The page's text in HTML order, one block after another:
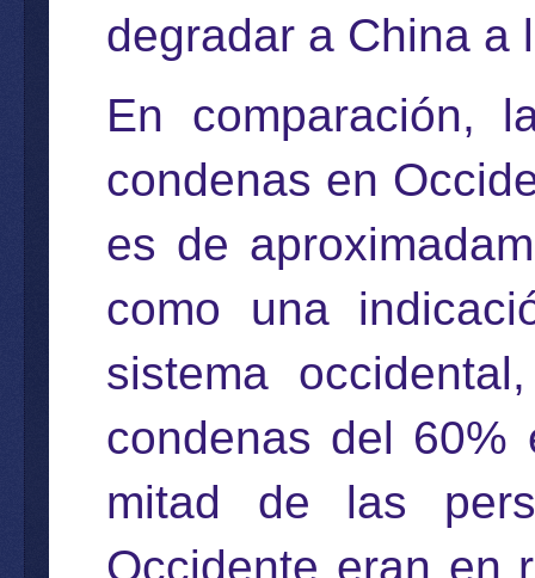
degradar a China a
En comparación,
condenas en
es de
como una
sistema
condenas del 60%
mitad de las
Occidente eran en